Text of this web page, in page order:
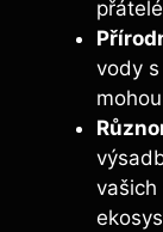
vody
vašich